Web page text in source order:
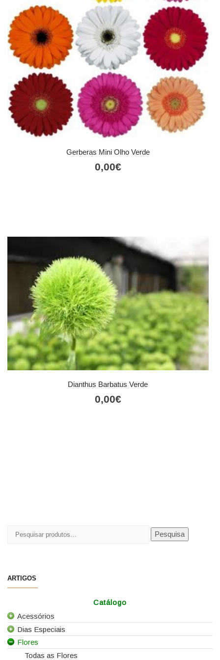
Gerberas Mini Olho Verde
0,00€
Dianthus Barbatus Verde
0,00€
Pesquisar
Pesquisa
ARTIGOS
Catálogo
Acessórios
Todos os Acessórios
Alfinetes
Arames
Dias Especiais
25 de Abril
Casamentos
Flores
Todas as Flores